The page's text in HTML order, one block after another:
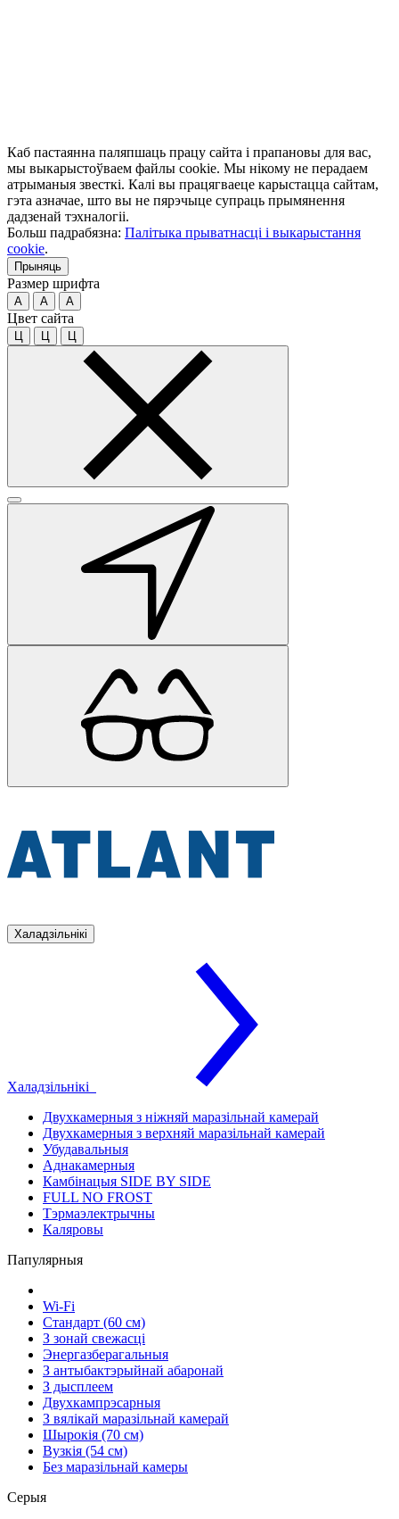
Каб пастаянна паляпшаць працу сайта і прапановы для вас,
мы выкарыстоўваем файлы cookie. Мы нікому не перадаем
атрыманыя звесткі. Калі вы працягваеце карыстацца сайтам,
гэта азначае, што вы не пярэчыце супраць прымянення
дадзенай тэхналогіі.
Больш падрабязна: Палітыка прыватнасці і выкарыстання
cookie.
Прыняць
Размер шрифта
A A A
Цвет сайта
Ц Ц Ц
Халадзільнікі
Халадзільнікі
Двухкамерныя з ніжняй маразільнай камерай
Двухкамерныя з верхняй маразільнай камерай
Убудавальныя
Аднакамерныя
Камбінацыя SIDE BY SIDE
FULL NO FROST
Тэрмаэлектрычны
Каляровы
Папулярныя
Wi-Fi
Стандарт (60 см)
З зонай свежасці
Энергазберагальныя
З антыбактэрыйнай абаронай
З дысплеем
Двухкампрэсарныя
З вялікай маразільнай камерай
Шырокія (70 см)
Вузкія (54 см)
Без маразільнай камеры
Серыя